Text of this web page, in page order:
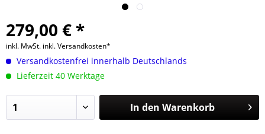
279,00 € *
inkl. MwSt. inkl. Versandkosten*
Versandkostenfrei innerhalb Deutschlands
Lieferzeit 40 Werktage
In den Warenkorb